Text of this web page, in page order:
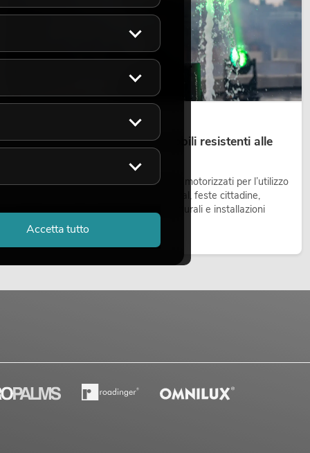
Teste mobili outdoor: teste mobili resistenti alle
Le teste mobili outdoor sono proiettori motorizzati per l’utilizzo
all’aperto. Vengono impiegate in festival, feste cittadine,
concerti open-air, allestimenti architetturali e installazioni
temporanee all’esterno.
Leggi ora
Accetta tutto